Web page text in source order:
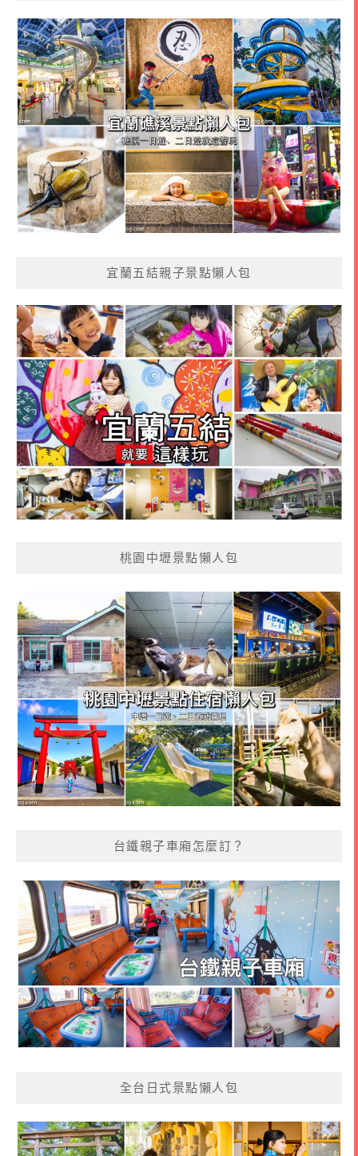
宜蘭五結親子景點懶人包
桃園中壢景點懶人包
台鐵親子車廂怎麼訂？
全台日式景點懶人包